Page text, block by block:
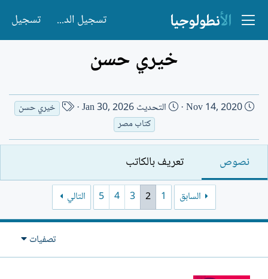
تسجيل الدخول تسجيل
خيري حسن
ت
ر
ي
خ
ا
ن
Nov 14, 2020 التحديث Jan 30, 2026
ا
م
ا
ك
ت
ب
خيري حسن
كتاب مصر
نصوص تعريف بالكاتب
السابق 1
2
3
4
5 التالي
تصفيات